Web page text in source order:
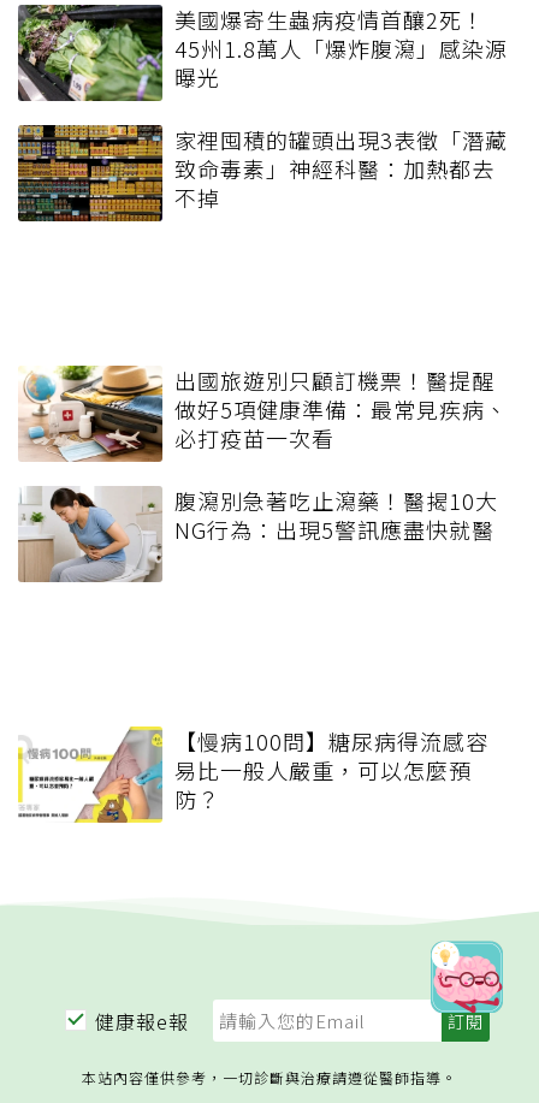
美國爆寄生蟲病疫情首釀2死！
45州1.8萬人「爆炸腹瀉」感染源
曝光
家裡囤積的罐頭出現3表徵「潛藏
致命毒素」神經科醫：加熱都去
不掉
出國旅遊別只顧訂機票！醫提醒
做好5項健康準備：最常見疾病、
必打疫苗一次看
腹瀉別急著吃止瀉藥！醫揭10大
NG行為：出現5警訊應盡快就醫
【慢病100問】糖尿病得流感容
易比一般人嚴重，可以怎麼預
防？
健康報e報
本站內容僅供參考，一切診斷與治療請遵從醫師指導。